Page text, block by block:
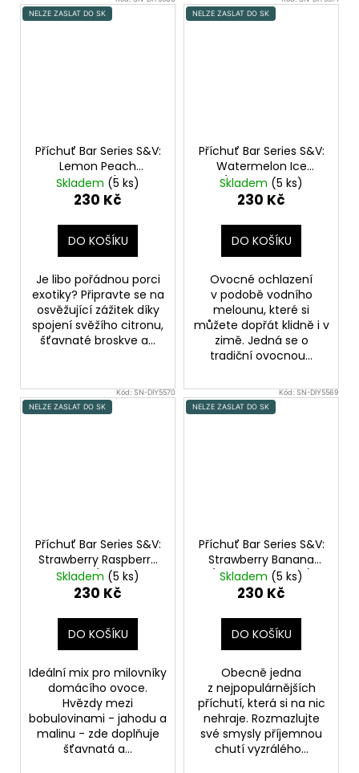
NELZE ZASLAT DO SK
Příchuť Bar Series S&V:
Lemon Peach
Passionfruit (Citron,
broskev a marakuja)
Skladem (5 ks)
230 Kč
DO KOŠÍKU
Je libo pořádnou porci
exotiky? Připravte se na
osvěžující zážitek díky
spojení svěžího citronu,
šťavnaté broskve a...
NELZE ZASLAT DO SK
Příchuť Bar Series S&V:
Watermelon Ice
(Ledový vodní
meloun) 10ml
Skladem (5 ks)
230 Kč
DO KOŠÍKU
Ovocné ochlazení
v podobě vodního
melounu, které si
můžete dopřát klidně i v
zimě. Jedná se o
tradiční ovocnou...
Kód:SN-DIY5570
NELZE ZASLAT DO SK
Příchuť Bar Series S&V:
Strawberry Raspberry
Cherry (Jahoda,
malina a třešeň) 10ml
Skladem (5 ks)
230 Kč
DO KOŠÍKU
Ideální mix pro milovníky
domácího ovoce.
Hvězdy mezi
bobulovinami - jahodu a
malinu - zde doplňuje
šťavnatá a...
Kód:SN-DIY5569
NELZE ZASLAT DO SK
Příchuť Bar Series S&V:
Strawberry Banana
(Jahoda a banán)
10ml
Skladem (5 ks)
230 Kč
DO KOŠÍKU
Obecně jedna
z nejpopulárnějších
příchutí, která si na nic
nehraje. Rozmazlujte
své smysly příjemnou
chutí vyzrálého...